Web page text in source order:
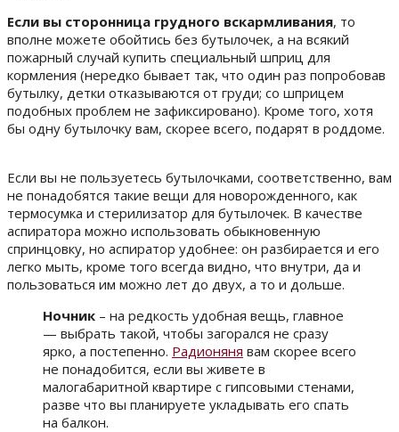
Если вы сторонница грудного вскармливания, то
вполне можете обойтись без бутылочек, а на всякий
пожарный случай купить специальный шприц для
кормления (нередко бывает так, что один раз попробовав
бутылку, детки отказываются от груди; со шприцем
подобных проблем не зафиксировано). Кроме того, хотя
бы одну бутылочку вам, скорее всего, подарят в роддоме.
Если вы не пользуетесь бутылочками, соответственно, вам
не понадобятся такие вещи для новорожденного, как
термосумка и стерилизатор для бутылочек. В качестве
аспиратора можно использовать обыкновенную
спринцовку, но аспиратор удобнее: он разбирается и его
легко мыть, кроме того всегда видно, что внутри, да и
пользоваться им можно лет до двух, а то и дольше.
Ночник – на редкость удобная вещь, главное
— выбрать такой, чтобы загорался не сразу
ярко, а постепенно. Радионяня вам скорее всего
не понадобится, если вы живете в
малогабаритной квартире с гипсовыми стенами,
разве что вы планируете укладывать его спать
на балкон.